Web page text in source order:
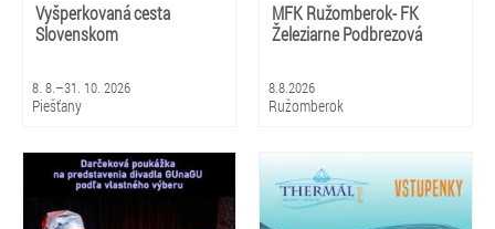
Vyšperkovaná cesta
Slovenskom
8. 8.–31. 10. 2026
Piešťany
MFK Ružomberok- FK
Železiarne Podbrezová
8.8.2026
Ružomberok